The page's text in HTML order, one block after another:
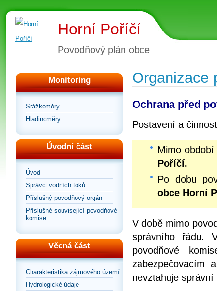
Horní Poříčí
Povodňový plán obce
Monitoring
Srážkoměry
Hladinoměry
Úvodní část
Úvod
Správci vodních toků
Příslušný povodňový orgán
Příslušné související povodňové
komise
Věcná část
Charakteristika zájmového území
Hydrologické údaje
Organizace
Ochrana před
Postavení a
Mimo
Poříčí.
Po dobu
obce Horní
V době mimo
správního řádu.
povodňové
zabezpečovacím
nevztahuje správní